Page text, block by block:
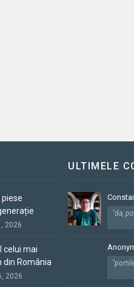
piese
2026
celui mai
România
2026
ULTIMELE
"da,